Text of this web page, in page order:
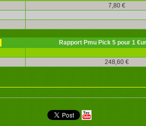
7,80 €
Rapport Pmu Pick 5 pour 1
248,60 €